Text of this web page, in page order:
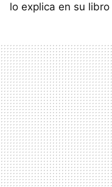
lo explica en su libro